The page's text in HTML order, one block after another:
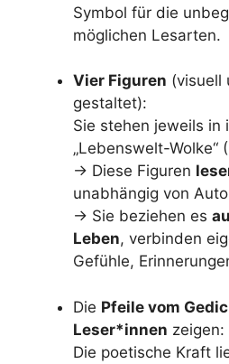
Symbol für die
möglichen Lesarten.
Vier Figuren (visuell
gestaltet):
Sie stehen jeweils in
„Lebenswelt-Wolke“
→ Diese Figuren
unabhängig von
→ Sie beziehen es
Leben, verbinden
Gefühle,
Die Pfeile vom
Leser*innen zeigen:
Die poetische Kraft